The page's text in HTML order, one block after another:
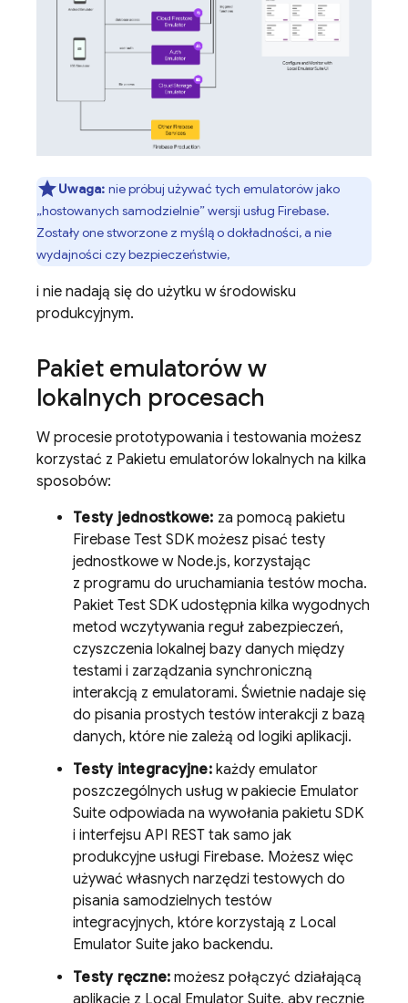
Uwaga: nie próbuj używać tych emulatorów jako
„hostowanych samodzielnie” wersji usług Firebase.
Zostały one stworzone z myślą o dokładności, a nie
wydajności czy bezpieczeństwie,
i nie nadają się do użytku w środowisku
produkcyjnym.
Pakiet emulatorów w
lokalnych procesach
W procesie prototypowania i testowania możesz
korzystać z Pakietu emulatorów lokalnych na kilka
sposobów:
Testy jednostkowe: za pomocą pakietu
Firebase Test SDK możesz pisać testy
jednostkowe w Node.js, korzystając
z programu do uruchamiania testów mocha.
Pakiet Test SDK udostępnia kilka wygodnych
metod wczytywania reguł zabezpieczeń,
czyszczenia lokalnej bazy danych między
testami i zarządzania synchroniczną
interakcją z emulatorami. Świetnie nadaje się
do pisania prostych testów interakcji z bazą
danych, które nie zależą od logiki aplikacji.
Testy integracyjne:każdy emulator
poszczególnych usług w pakiecie Emulator
Suite odpowiada na wywołania pakietu SDK
i interfejsu API REST tak samo jak
produkcyjne usługi Firebase. Możesz więc
używać własnych narzędzi testowych do
pisania samodzielnych testów
integracyjnych, które korzystają z Local
Emulator Suite jako backendu.
Testy ręczne: możesz połączyć działającą
aplikację z Local Emulator Suite, aby ręcznie